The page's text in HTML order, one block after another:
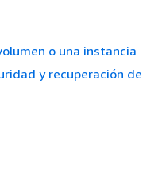
o una instancia
y recuperación de